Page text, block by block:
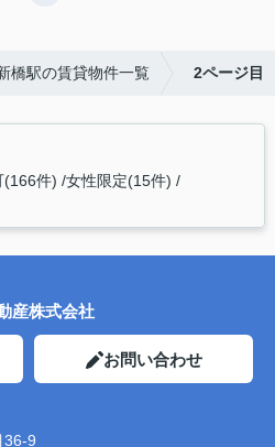
橋駅の賃貸物件一覧 2ページ目
(166件) 女性限定(15件)
産株式会社
お問い合わせ
36-9